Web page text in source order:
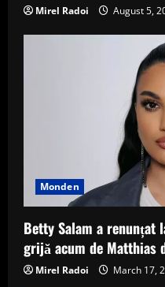
Mirel Radoi August 5,
Monden
Betty Salam a renunțat
grijă acum de Matthias
Mirel Radoi March 17,